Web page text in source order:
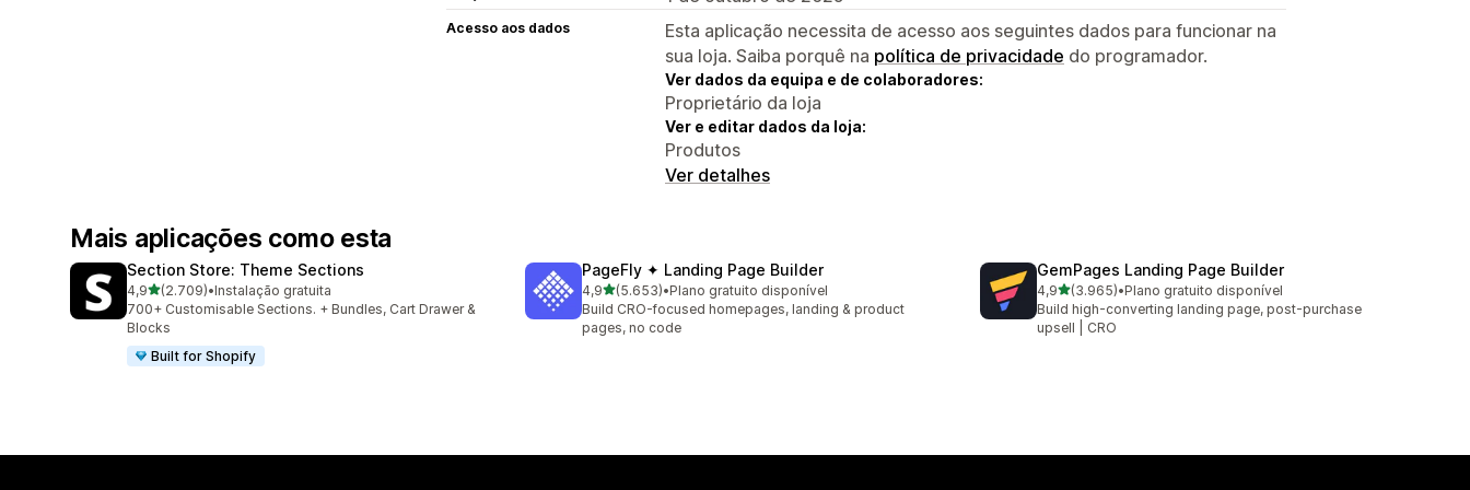
Acesso aos dados
Esta aplicação necessita de acesso aos seguintes dados para funcionar na
sua loja. Saiba porquê na política de privacidade do programador.
Ver dados da equipa e de colaboradores:
Proprietário da loja
Ver e editar dados da loja:
Produtos
Ver detalhes
Mais aplicações como esta
Section Store: Theme Sections
4,9de 5 estrelas
(2.709)
2709 total de avaliações
•Instalação gratuita
700+ Customisable Sections. + Bundles, Cart Drawer &
Blocks
Built for Shopify
PageFly ✦ Landing Page Builder
4,9de 5 estrelas
(5.653)
5653 total de avaliações
•Plano gratuito disponível
Build CRO-focused homepages, landing & product
pages, no code
GemPages Landing Page Builder
4,9de 5 estrelas
(3.965)
3965 total de avaliações
•Plano gratuito disponível
Build high-converting landing page, post-purchase
upsell | CRO